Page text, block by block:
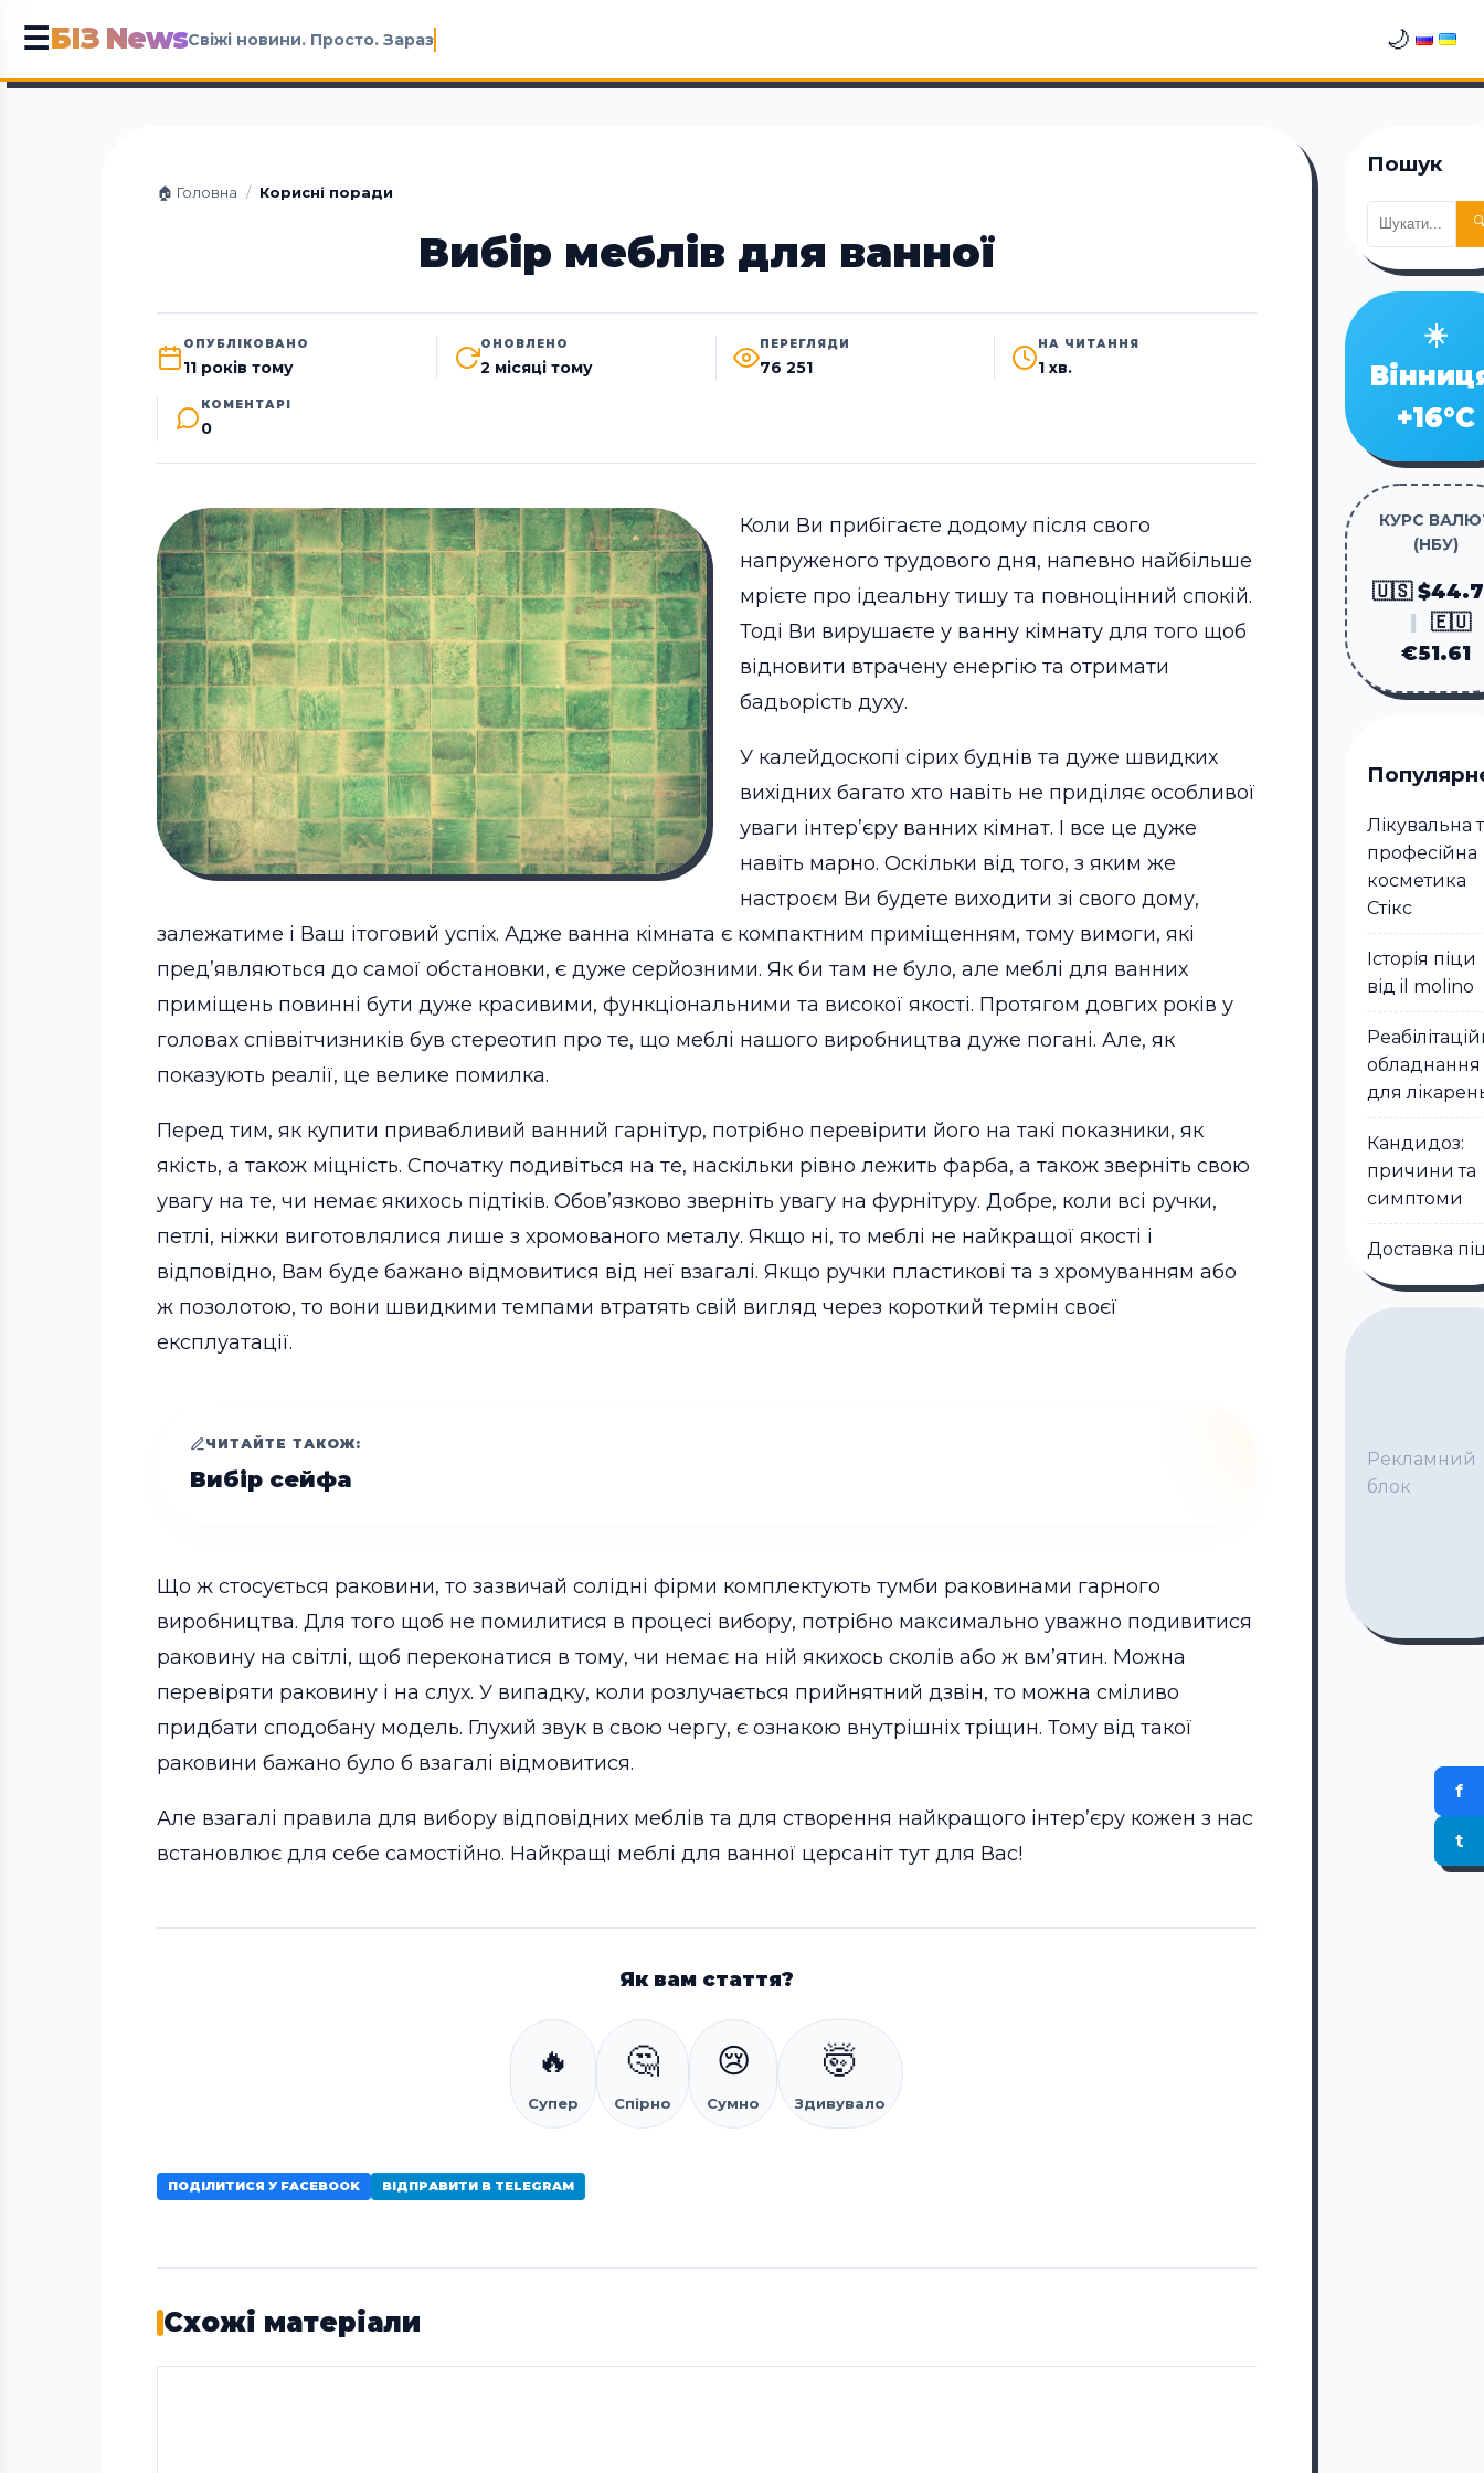
☰БІЗ NewsСвіжі новини. Просто. Зараз 🌙
🏠 Головна / Корисні поради
Вибір меблів для ванної
ОПУБЛІКОВАНО
11 років тому
ОНОВЛЕНО
2 місяці тому
ПЕРЕГЛЯДИ
76 251
НА ЧИТАННЯ
1 хв.
КОМЕНТАРІ
0
Коли Ви прибігаєте додому після свого
напруженого трудового дня, напевно найбільше
мрієте про ідеальну тишу та повноцінний спокій.
Тоді Ви вирушаєте у ванну кімнату для того щоб
відновити втрачену енергію та отримати
бадьорість духу.
У калейдоскопі сірих буднів та дуже швидких
вихідних багато хто навіть не приділяє особливої
уваги інтер’єру ванних кімнат. І все це дуже
навіть марно. Оскільки від того, з яким же
настроєм Ви будете виходити зі свого дому,
залежатиме і Ваш ітоговий успіх. Адже ванна кімната є компактним приміщенням, тому вимоги, які
пред’являються до самої обстановки, є дуже серйозними. Як би там не було, але меблі для ванних
приміщень повинні бути дуже красивими, функціональними та високої якості. Протягом довгих років у
головах співвітчизників був стереотип про те, що меблі нашого виробництва дуже погані. Але, як
показують реалії, це велике помилка.
Перед тим, як купити привабливий ванний гарнітур, потрібно перевірити його на такі показники, як
якість, а також міцність. Спочатку подивіться на те, наскільки рівно лежить фарба, а також зверніть свою
увагу на те, чи немає якихось підтіків. Обов’язково зверніть увагу на фурнітуру. Добре, коли всі ручки,
петлі, ніжки виготовлялися лише з хромованого металу. Якщо ні, то меблі не найкращої якості і
відповідно, Вам буде бажано відмовитися від неї взагалі. Якщо ручки пластикові та з хромуванням або
ж позолотою, то вони швидкими темпами втратять свій вигляд через короткий термін своєї
експлуатації.
ЧИТАЙТЕ ТАКОЖ:
Вибір сейфа
Що ж стосується раковини, то зазвичай солідні фірми комплектують тумби раковинами гарного
виробництва. Для того щоб не помилитися в процесі вибору, потрібно максимально уважно подивитися
раковину на світлі, щоб переконатися в тому, чи немає на ній якихось сколів або ж вм’ятин. Можна
перевіряти раковину і на слух. У випадку, коли розлучається прийнятний дзвін, то можна сміливо
придбати сподобану модель. Глухий звук в свою чергу, є ознакою внутрішніх тріщин. Тому від такої
раковини бажано було б взагалі відмовитися.
Але взагалі правила для вибору відповідних меблів та для створення найкращого інтер’єру кожен з нас
встановлює для себе самостійно. Найкращі меблі для ванної церсаніт тут для Вас!
Як вам стаття?
🔥
Супер
🤔
Спірно
😢
Сумно
🤯
Здивувало
ПОДІЛИТИСЯ У FACEBOOK ВІДПРАВИТИ В TELEGRAM
Схожі матеріали
Пошук
☀️
+16°C
КУРС
(НБУ)
🇺🇸
🇪🇺
€51.61
Лікувальна
професійна
косметика
Стікc
Історія піци
від il molino
обладнання
для
Кандидоз:
причини та
симптоми
Доставка
Рекламний
блок
f
t